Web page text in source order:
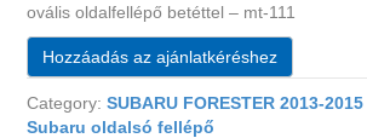
ovális oldalfellépő betéttel – mt-111
Hozzáadás az ajánlatkéréshez
Category:SUBARU FORESTER 2013-2015
Subaru oldalsó fellépő